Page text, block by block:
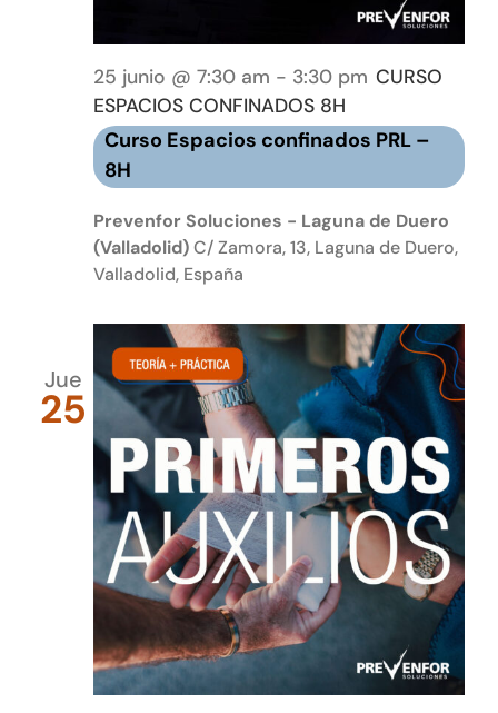
25 junio @ 7:30 am - 3:30 pm CURSO
ESPACIOS CONFINADOS 8H
Curso Espacios confinados PRL –
8H
Prevenfor Soluciones - Laguna de Duero
(Valladolid)C/ Zamora, 13, Laguna de Duero,
Valladolid, España
Jue
25